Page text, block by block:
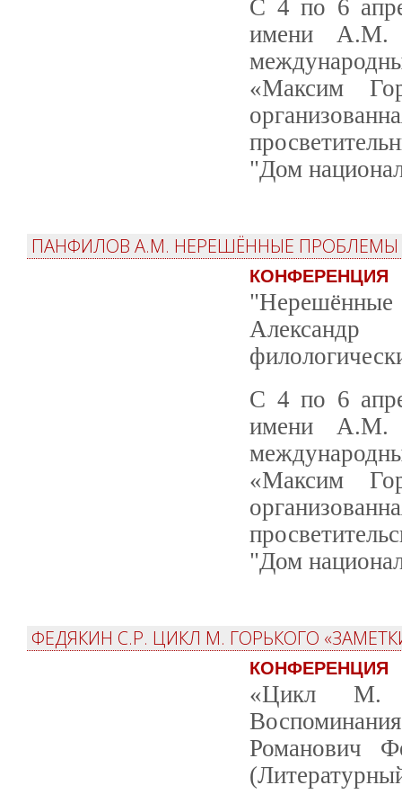
С 4 по 6
имени А.М.
«Максим
"Дом
ПАНФИЛОВ А.М. НЕРЕШЁННЫЕ ПРОБЛЕМЫ
КОНФЕРЕНЦИЯ
"Нерешённые
С 4 по 6
имени А.М.
«Максим
"Дом
ФЕДЯКИН С.Р. ЦИКЛ М. ГОРЬКОГО
КОНФЕРЕНЦИЯ
«Цикл М.
Романович